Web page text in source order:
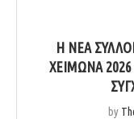
Η ΝΈΑ
ΧΕΙΜΏΝΑ
by